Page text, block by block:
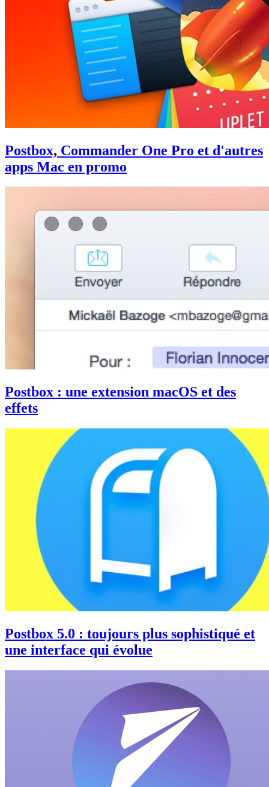
Postbox, Commander One Pro et d'autres
apps Mac en promo
Postbox : une extension macOS et des
effets
Postbox 5.0 : toujours plus sophistiqué et
une interface qui évolue